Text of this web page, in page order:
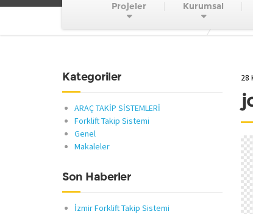
Projeler Kurumsal
MEST YAZILIM VE BİLİŞİM TEKNOLOJİLERİ
28
Kategoriler
ARAÇ TAKİP SİSTEMLERİ
Forklift Takip Sistemi
Genel
Makaleler
Son Haberler
İzmir Forklift Takip Sistemi